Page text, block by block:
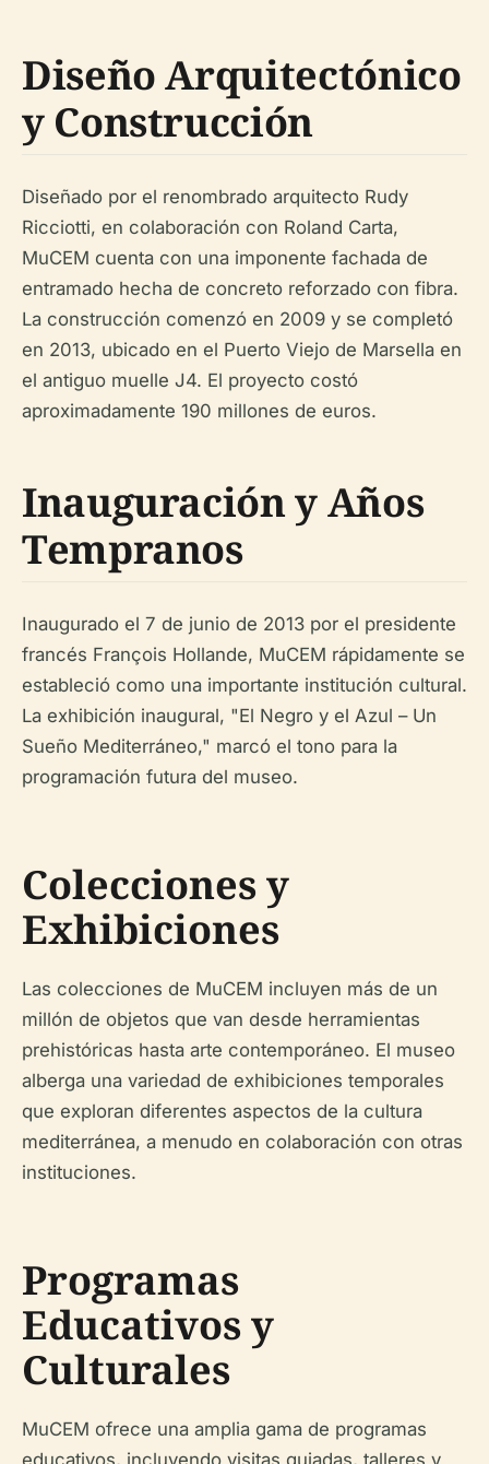
Diseño Arquitectónico
y Construcción
Diseñado por el renombrado arquitecto Rudy
Ricciotti, en colaboración con Roland Carta,
MuCEM cuenta con una imponente fachada de
entramado hecha de concreto reforzado con fibra.
La construcción comenzó en 2009 y se completó
en 2013, ubicado en el Puerto Viejo de Marsella en
el antiguo muelle J4. El proyecto costó
aproximadamente 190 millones de euros.
Inauguración y Años
Tempranos
Inaugurado el 7 de junio de 2013 por el presidente
francés François Hollande, MuCEM rápidamente se
estableció como una importante institución cultural.
La exhibición inaugural, "El Negro y el Azul – Un
Sueño Mediterráneo," marcó el tono para la
programación futura del museo.
Colecciones y
Exhibiciones
Las colecciones de MuCEM incluyen más de un
millón de objetos que van desde herramientas
prehistóricas hasta arte contemporáneo. El museo
alberga una variedad de exhibiciones temporales
que exploran diferentes aspectos de la cultura
mediterránea, a menudo en colaboración con otras
instituciones.
Programas
Educativos y
Culturales
MuCEM ofrece una amplia gama de programas
educativos, incluyendo visitas guiadas, talleres y